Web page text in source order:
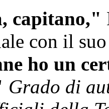
capitano,"
con il
ho un
Grado di